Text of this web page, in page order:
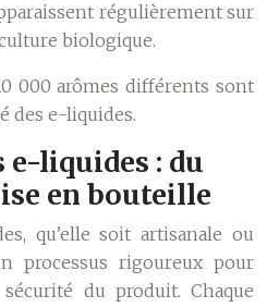
régulièrement sur
biologique.
000 arômes différents sont
des e-liquides.
e-liquides : du
en bouteille
qu’elle soit artisanale ou
processus rigoureux pour
du produit. Chaque